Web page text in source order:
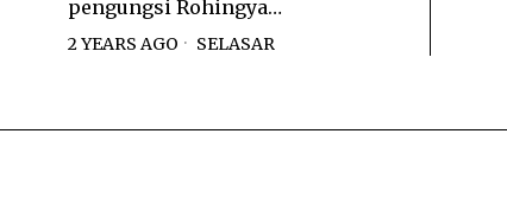
pengungsi Rohingya…
2 YEARS AGO SELASAR